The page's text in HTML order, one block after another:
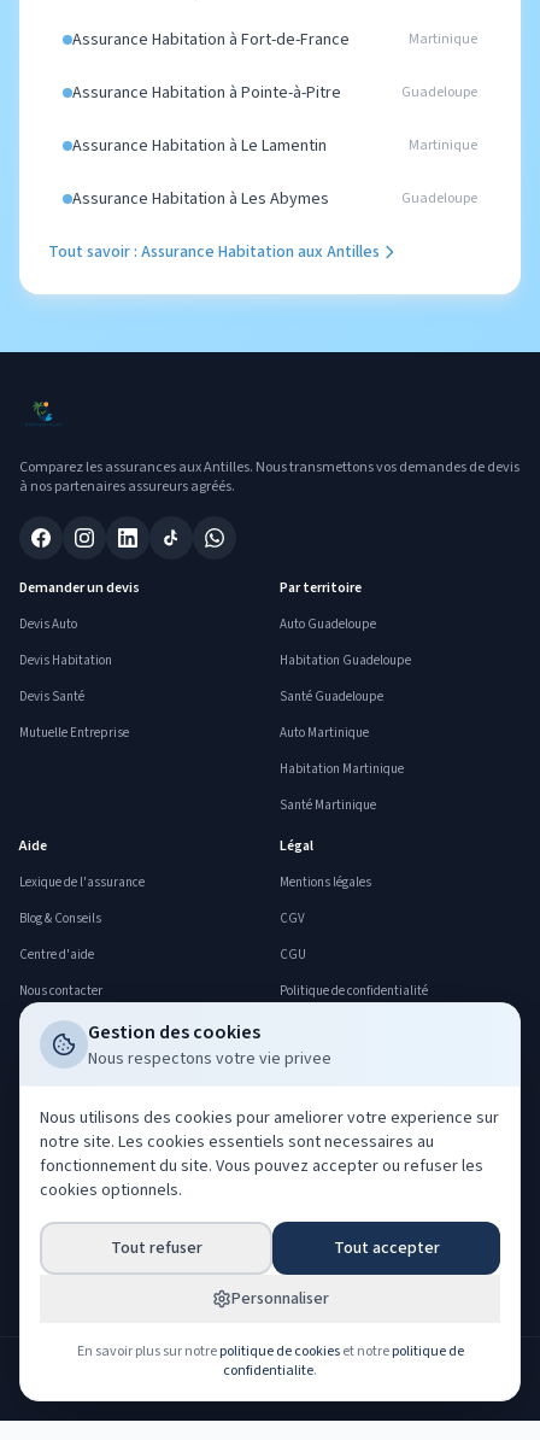
Assurance Habitation à Fort-de-France Martinique
Assurance Habitation à Pointe-à-Pitre Guadeloupe
Assurance Habitation à Le Lamentin Martinique
Assurance Habitation à Les Abymes Guadeloupe
Tout savoir : Assurance Habitation aux Antilles
Comparez les assurances aux Antilles. Nous transmettons vos demandes de devis
à nos partenaires assureurs agréés.
Demander un devis
Devis Auto
Devis Habitation
Devis Santé
Mutuelle Entreprise
Par territoire
Auto Guadeloupe
Habitation Guadeloupe
Santé Guadeloupe
Auto Martinique
Habitation Martinique
Santé Martinique
Aide
Lexique de l'assurance
Blog & Conseils
Centre d'aide
Nous contacter
Déclarer un sinistre
Légal
Mentions légales
CGV
CGU
Politique de confidentialité
Gerer mes cookies
Acheter nos leads
Co-courtage ORIAS
Espace partenaire
Gestion des cookies
Nous respectons votre vie privee
Nous utilisons des cookies pour ameliorer votre experience sur
notre site. Les cookies essentiels sont necessaires au
fonctionnement du site. Vous pouvez accepter ou refuser les
cookies optionnels.
Tout refuser Tout accepter
Personnaliser
En savoir plus sur notre politique de cookies et notre politique de
confidentialite.